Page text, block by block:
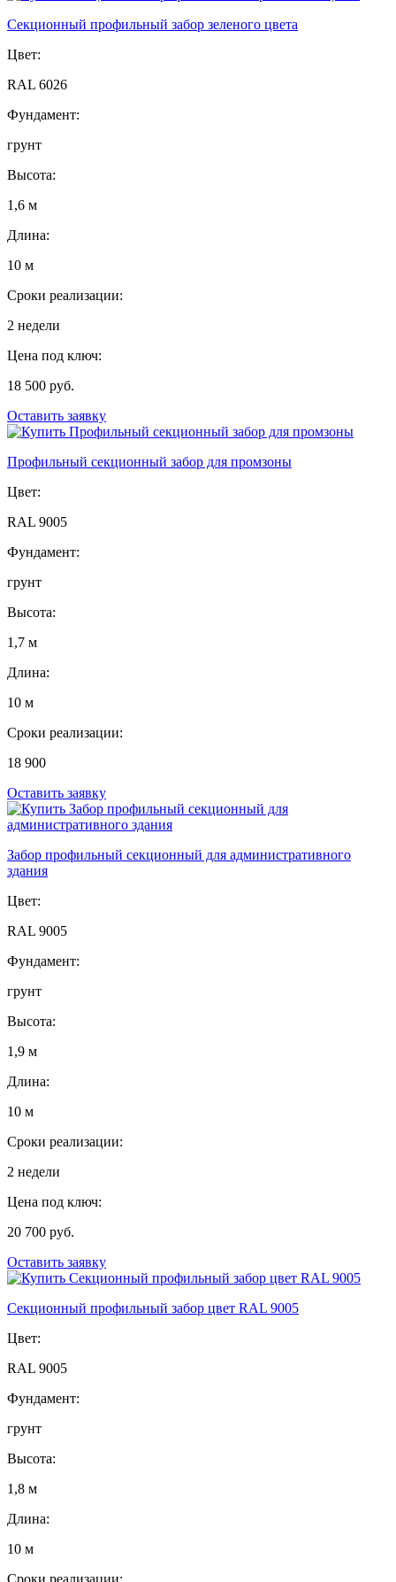
Секционный профильный забор зеленого цвета
Цвет:
RAL 6026
Фундамент:
грунт
Высота:
1,6 м
Длина:
10 м
Сроки реализации:
2 недели
Цена под ключ:
18 500 руб.
Оставить заявку
Профильный секционный забор для промзоны
Цвет:
RAL 9005
Фундамент:
грунт
Высота:
1,7 м
Длина:
10 м
Сроки реализации:
18 900
Оставить заявку
Забор профильный секционный для административного
здания
Цвет:
RAL 9005
Фундамент:
грунт
Высота:
1,9 м
Длина:
10 м
Сроки реализации:
2 недели
Цена под ключ:
20 700 руб.
Оставить заявку
Секционный профильный забор цвет RAL 9005
Цвет:
RAL 9005
Фундамент:
грунт
Высота:
1,8 м
Длина:
10 м
Сроки реализации: